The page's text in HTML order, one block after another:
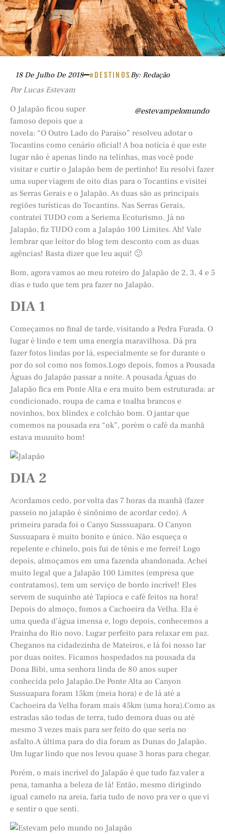
18 De Julho De 2018 #DESTINOSBy: Redação
Por Lucas Estevam
@estevampelomundo
O Jalapão ficou super
famoso depois que a
novela: “O Outro Lado do Paraíso” resolveu adotar o
Tocantins como cenário oficial! A boa notícia é que este
lugar não é apenas lindo na telinhas, mas você pode
visitar e curtir o Jalapão bem de pertinho! Eu resolvi fazer
uma super viagem de oito dias para o Tocantins e visitei
as Serras Gerais e o Jalapão. As duas são as principais
regiões turísticas do Tocantins. Nas Serras Gerais,
contratei TUDO com a Seriema Ecoturismo. Já no
Jalapão, fiz TUDO com a Jalapão 100 Limites. Ah! Vale
lembrar que leitor do blog tem desconto com as duas
agências! Basta dizer que leu aqui! 🙂
Bom, agora vamos ao meu roteiro do Jalapão de 2, 3, 4 e 5
dias e tudo que tem pra fazer no Jalapão.
DIA 1
Começamos no final de tarde, visitando a Pedra Furada. O
lugar é lindo e tem uma energia maravilhosa. Dá pra
fazer fotos lindas por lá, especialmente se for durante o
por do sol como nos fomos.Logo depois, fomos a Pousada
Águas do Jalapão passar a noite. A pousada Águas do
Jalapão fica em Ponte Alta e era muito bem estruturada: ar
condicionado, roupa de cama e toalha brancos e
novinhos, box blindex e colchão bom. O jantar que
comemos na pousada era “ok”, porém o café da manhã
estava muuuito bom!
DIA 2
Acordamos cedo, por volta das 7 horas da manhã (fazer
passeio no jalapão é sinônimo de acordar cedo). A
primeira parada foi o Canyo Susssuapara. O Canyon
Sussuapara é muito bonito e único. Não esqueça o
repelente e chinelo, pois fui de tênis e me ferrei! Logo
depois, almoçamos em uma fazenda abandonada. Achei
muito legal que a Jalapão 100 Limites (empresa que
contratamos), tem um serviço de bordo incrível! Eles
servem de suquinho até Tapioca e café feitos na hora!
Depois do almoço, fomos a Cachoeira da Velha. Ela é
uma queda d’água imensa e, logo depois, conhecemos a
Prainha do Rio novo. Lugar perfeito para relaxar em paz.
Cheganos na cidadezinha de Mateiros, e lá foi nosso lar
por duas noites. Ficamos hospedados na pousada da
Dona Bibi, uma senhora linda de 80 anos super
conhecida pelo Jalapão.De Ponte Alta ao Canyon
Sussuapara foram 15km (meia hora) e de lá até a
Cachoeira da Velha foram mais 45km (uma hora).Como as
estradas são todas de terra, tudo demora duas ou até
mesmo 3 vezes mais para ser feito do que seria no
asfalto.A última para do dia foram as Dunas do Jalapão.
Um lugar lindo que nos levou quase 3 horas para chegar.
Porém, o mais incrível do Jalapão é que tudo faz valer a
pena, tamanha a beleza de lá! Então, mesmo dirigindo
igual camelo na areia, faria tudo de novo pra ver o que vi
e sentir o que senti.